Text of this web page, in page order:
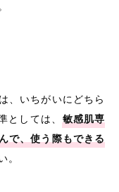
、いちがいにどちら
としては、 敏感肌専
で、使う際もできる
。